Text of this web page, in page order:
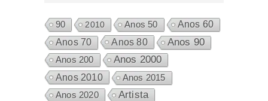
90 2010 Anos 50
Anos 60
Anos 70
Anos 80 Anos 90
Anos 200 Anos 2000
Anos 2010 Anos 2015
Anos 2020 Artista